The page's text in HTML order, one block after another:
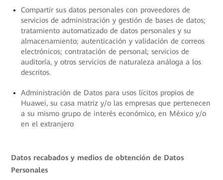
Compartir sus datos personales con proveedores de
servicios de administración y gestión de bases de datos;
tratamiento automatizado de datos personales y su
almacenamiento; autenticación y validación de correos
electrónicos; contratación de personal; servicios de
auditoría, y otros servicios de naturaleza análoga a los
descritos.
Administración de Datos para usos lícitos propios de
Huawei, su casa matriz y/o las empresas que pertenecen
a su mismo grupo de interés económico, en México y/o
en el extranjero
Datos recabados y medios de obtención de Datos
Personales